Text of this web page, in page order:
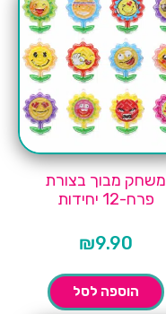
משחק מבוך בצורת
פרח-12 יחידות
₪9.90
הוספה לסל